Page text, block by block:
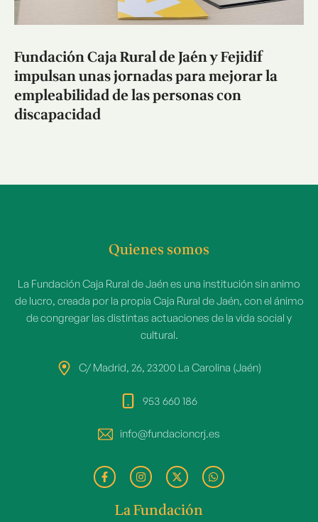
Fundación Caja Rural de Jaén y Fejidif
impulsan unas jornadas para mejorar la
empleabilidad de las personas con
discapacidad
Quienes somos
La Fundación Caja Rural de Jaén es una institución sin animo
de lucro, creada por la propia Caja Rural de Jaén, con el ánimo
de congregar las distintas actuaciones de la vida social y
cultural.
C/ Madrid, 26, 23200 La Carolina (Jaén)
953 660 186
info@fundacioncrj.es
La Fundación